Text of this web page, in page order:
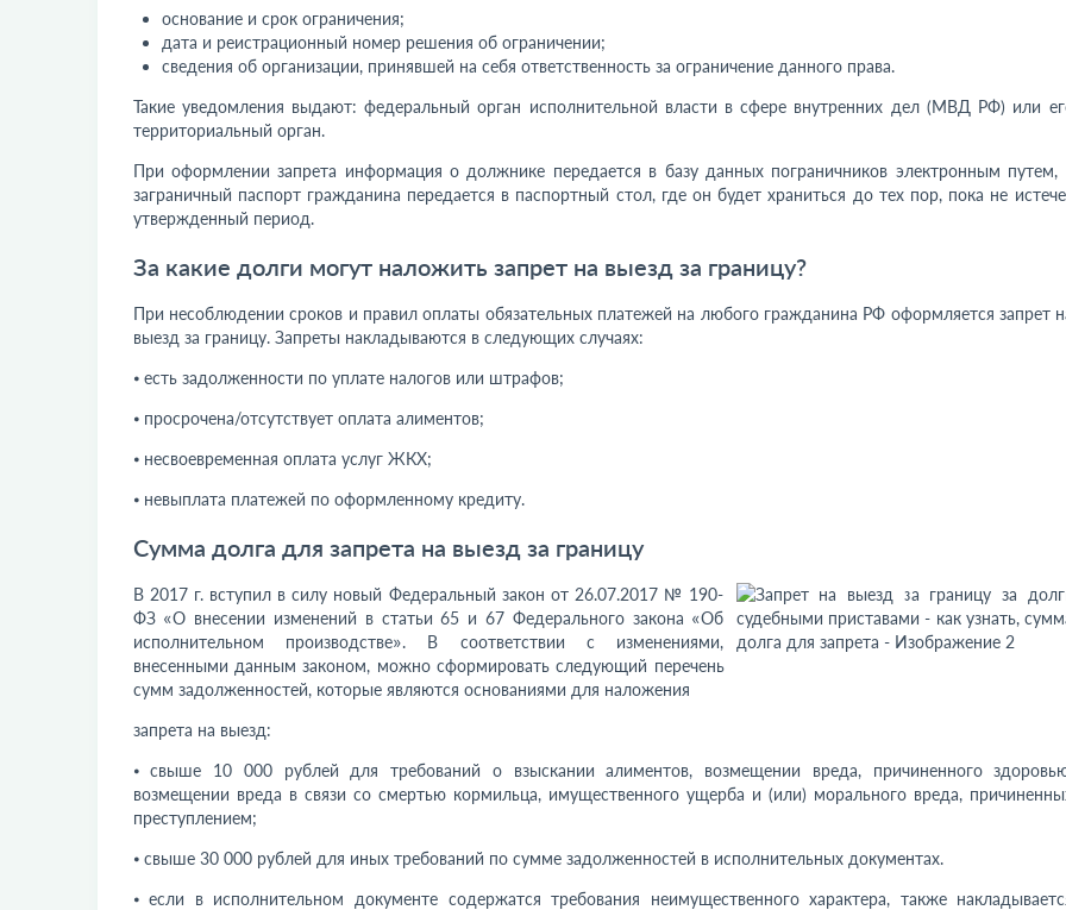
основание и срок ограничения;
дата и реистрационный номер решения об ограничении;
сведения об организации, принявшей на себя ответственность за ограничение данного права.
Такие уведомления выдают: федеральный орган исполнительной власти в сфере внутренних дел (МВД РФ) или
территориальный орган.
При оформлении запрета информация о должнике передается в базу данных пограничников электронным путем,
заграничный паспорт гражданина передается в паспортный стол, где он будет храниться до тех пор, пока не
утвержденный период.
За какие долги могут наложить запрет на выезд за границу?
При несоблюдении сроков и правил оплаты обязательных платежей на любого гражданина РФ оформляется запрет
выезд за границу. Запреты накладываются в следующих случаях:
⦁ есть задолженности по уплате налогов или штрафов;
⦁ просрочена/отсутствует оплата алиментов;
⦁ несвоевременная оплата услуг ЖКХ;
⦁ невыплата платежей по оформленному кредиту.
Сумма долга для запрета на выезд за границу
В 2017 г. вступил в силу новый Федеральный закон от 26.07.2017 № 190-
ФЗ «О внесении изменений в статьи 65 и 67 Федерального закона «Об
исполнительном производстве». В соответствии с изменениями,
внесенными данным законом, можно сформировать следующий перечень
сумм задолженностей, которые являются основаниями для наложения
запрета на выезд:
⦁ свыше 10 000 рублей для требований о взыскании алиментов, возмещении вреда, причиненного
возмещении вреда в связи со смертью кормильца, имущественного ущерба и (или) морального вреда,
преступлением;
⦁ свыше 30 000 рублей для иных требований по сумме задолженностей в исполнительных документах.
⦁ если в исполнительном документе содержатся требования неимущественного характера, также